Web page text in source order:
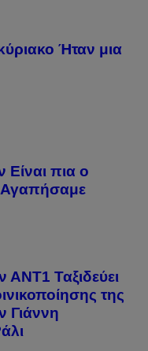
Ήταν μια
πια ο
Ταξιδεύει
της
Γιάννη